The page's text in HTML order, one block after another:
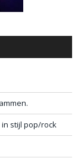
stijl pop/rock